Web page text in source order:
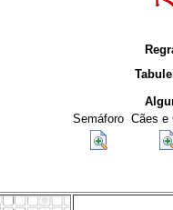
Semáforo Cães e